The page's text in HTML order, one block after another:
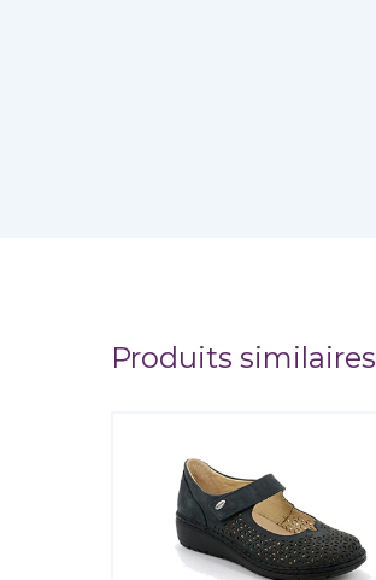
Produits similaires